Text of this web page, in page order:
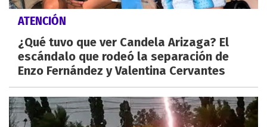
ATENCIÓN
¿Qué tuvo que ver Candela Arizaga? El
escándalo que rodeó la separación de
Enzo Fernández y Valentina Cervantes